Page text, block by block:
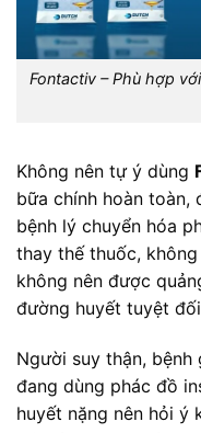
Fontactiv – Phù hợp
Không nên tự ý dùng
bữa chính hoàn
bệnh lý chuyển hóa
thay thế thuốc,
không nên được
đường huyết tuyệt
Người suy thận, bệnh
đang dùng phác đồ
huyết nặng nên hỏi ý